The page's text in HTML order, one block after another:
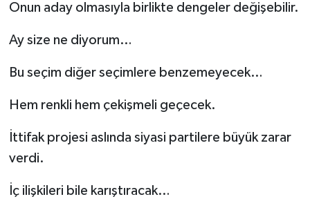
Onun aday olmasıyla birlikte dengeler değişebilir.
Ay size ne diyorum…
Bu seçim diğer seçimlere benzemeyecek…
Hem renkli hem çekişmeli geçecek.
İttifak projesi aslında siyasi partilere büyük zarar
verdi.
İç ilişkileri bile karıştıracak…